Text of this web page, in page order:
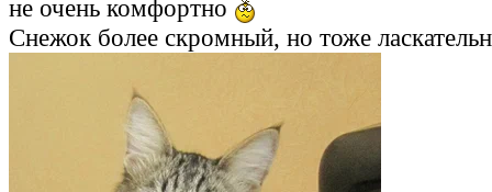
не очень комфортно
Снежок более скромный, но тоже